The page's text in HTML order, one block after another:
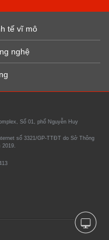
tế vĩ mô
nghệ
Số 01, phố Nguyễn Huy
số 3321/GP-TTĐT do Sở Thông
2019.